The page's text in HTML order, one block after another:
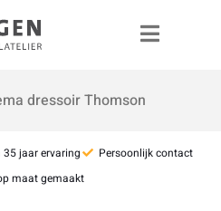
dressoir Thomson
35 jaar ervaring
Persoonlijk contact
maat gemaakt